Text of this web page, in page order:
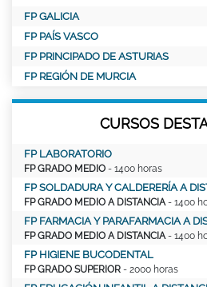
FP GALICIA
FP PAÍS VASCO
FP PRINCIPADO DE ASTURIAS
FP REGIÓN DE MURCIA
CURSOS
FP LABORATORIO
FP GRADO MEDIO - 1400 horas
FP SOLDADURA Y CALDERERÍA A
FP GRADO MEDIO A DISTANCIA - 1400
FP FARMACIA Y PARAFARMACIA A
FP GRADO MEDIO A DISTANCIA - 1400
FP HIGIENE BUCODENTAL
FP GRADO SUPERIOR - 2000 horas